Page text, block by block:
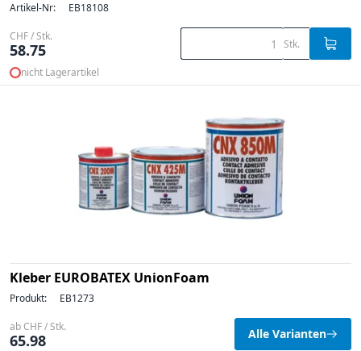
Artikel-Nr: EB18108
CHF / Stk.
58.75 Stk.
nicht Lagerartikel
Kleber EUROBATEX UnionFoam
Produkt: EB1273
ab CHF / Stk.
65.98 Alle Varianten